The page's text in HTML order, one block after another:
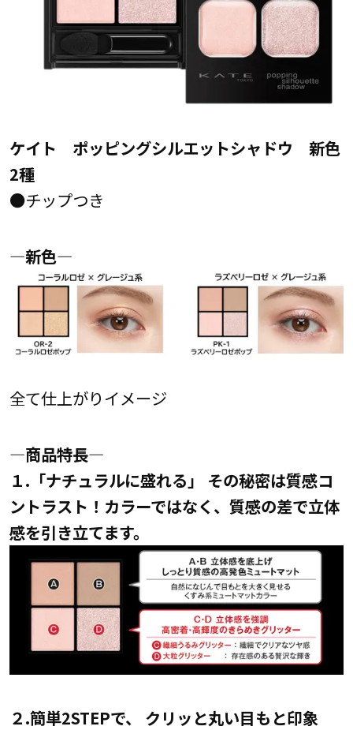
ケイト ポッピングシルエットシャドウ 新色
2種
●チップつき
―新色―
全て仕上がりイメージ
―商品特長―
１.「ナチュラルに盛れる」 その秘密は質感コ
ントラスト！カラーではなく、質感の差で立体
感を引き立てます。
２.簡単2STEPで、 クリッと丸い目もと印象